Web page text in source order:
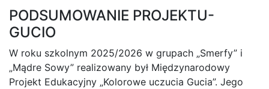
PODSUMOWANIE PROJEKTU-
GUCIO
W roku szkolnym 2025/2026 w grupach „Smerfy” i
„Mądre Sowy” realizowany był Międzynarodowy
Projekt Edukacyjny „Kolorowe uczucia Gucia”. Jego